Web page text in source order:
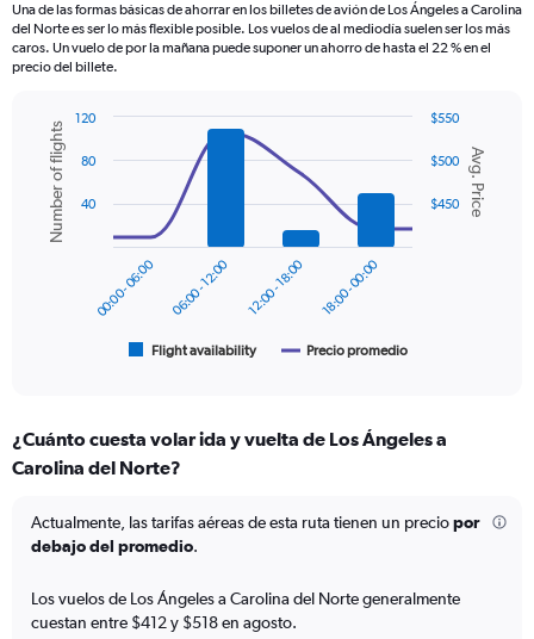
The
chart
has
axis
displaying
values.
Range:
Una de las formas básicas de ahorrar en los billetes de avión de Los Ángeles a Carolina
del Norte es ser lo más flexible posible. Los vuelos de al mediodía suelen ser los más
caros. Un vuelo de por la mañana puede suponer un ahorro de hasta el 22 % en el
precio del billete.
Combination
chart
with
data
series.
categories.
Range:
The
chart
2
Y
Chart
graphic.
Avg. Price
Number of flights
Flight availability Precio promedio
00:00 - 06:00 06:00 - 12:00 12:00 - 18:00 18:00 - 00:00
$450
$500
$550
40
80
120
¿Cuánto cuesta volar ida y vuelta de Los Ángeles a
Carolina del Norte?
Actualmente, las tarifas aéreas de esta ruta tienen un preciopor
debajo del promedio.
Los vuelos de Los Ángeles a Carolina del Norte generalmente
cuestan entre $412 y $518 en agosto.